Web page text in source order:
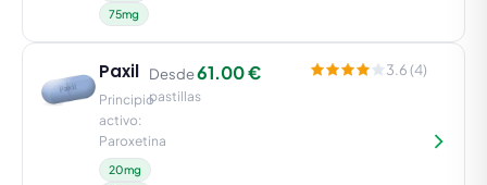
75mg
Paxil
Principio
activo:
Paroxetina
20mg
Desde61.00 €
pastillas
3.6 (4)